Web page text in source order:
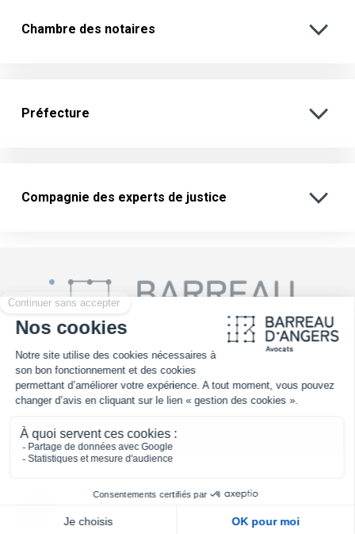
Chambre des notaires
Préfecture
Compagnie des experts de justice
02 41 25 30 70
TROUVER UN AVOCAT
Mentions légales